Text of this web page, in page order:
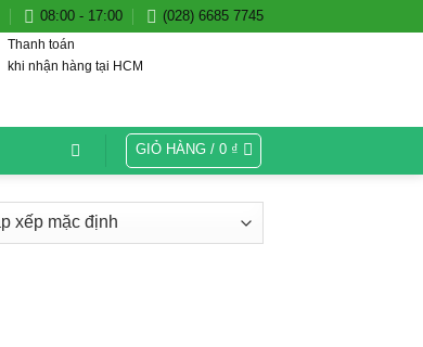
08:00 - 17:00 (028) 6685 7745
Thanh toán
khi nhận hàng tại HCM
GIỎ HÀNG / 0 ₫